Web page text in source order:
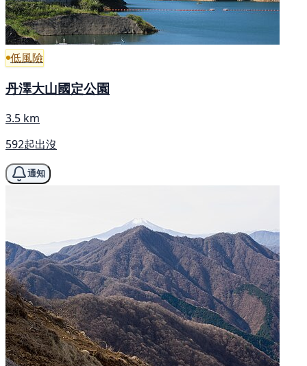
低風險
丹澤大山國定公園
3.5 km
592起出沒
通知